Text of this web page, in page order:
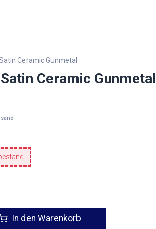
Ceramic Gunmetal
Ceramic Gunmetal
In den Warenkorb